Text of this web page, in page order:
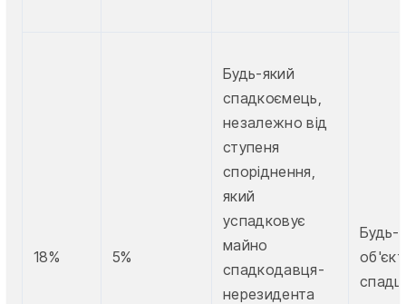
18% 5%
Будь-який
спадкоємець,
незалежно від
ступеня
споріднення,
який
успадковує
майно
спадкодавця-
нерезидента
Будь-
об'єкт